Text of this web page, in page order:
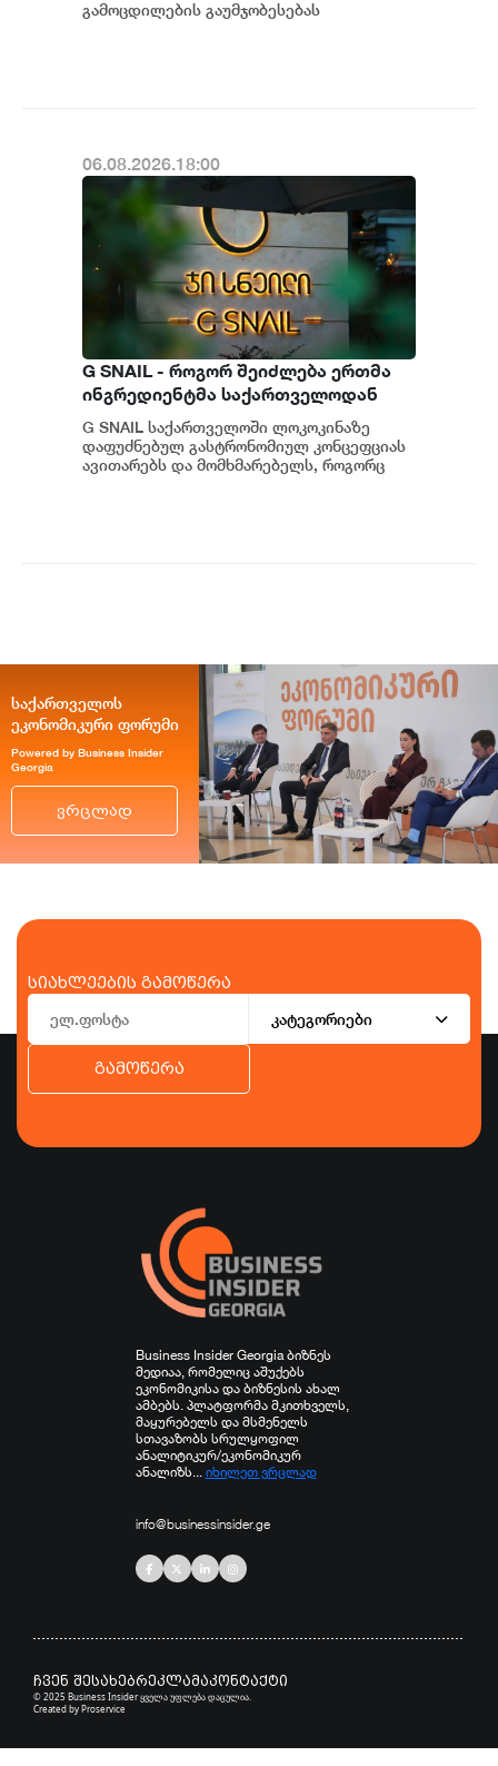
გამოცდილების გაუმჯობესებას
06.08.2026.18:00
G SNAIL - როგორ შეიძლება ერთმა
ინგრედიენტმა საქართველოდან
საერთაშორისო კულინარიულ
კონცეფციას ჩაუყაროს საფუძველი
G SNAIL საქართველოში ლოკოკინაზე
დაფუძნებულ გასტრონომიულ კონცეფციას
ავითარებს და მომხმარებელს, როგორც
საქართველოს
ეკონომიკური ფორუმი
Powered by Business Insider
Georgia
ვრცლად
სიახლეების გამოწერა
კატეგორიები
გამოწერა
Business Insider Georgia ბიზნეს
მედიაა, რომელიც აშუქებს
ეკონომიკისა და ბიზნესის ახალ
ამბებს. პლატფორმა მკითხველს,
მაყურებელს და მსმენელს
სთავაზობს სრულყოფილ
ანალიტიკურ/ეკონომიკურ
ანალიზს... იხილეთ ვრცლად
info@businessinsider.ge
ჩვენ შესახებრეკლამაკონტაქტი
© 2025 Business Insider ყველა უფლება დაცულია.
Created byProservice